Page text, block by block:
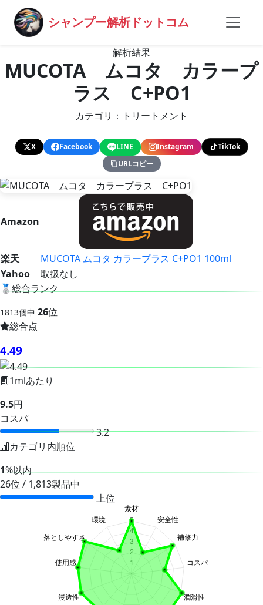
シャンプー解析ドットコム
解析結果
MUCOTA ムコタ カラープ
ラス C+PO1
カテゴリ：トリートメント
X Facebook LINE Instagram
TikTok
URLコピー
Amazon
楽天
MUCOTA ムコタ カラープラス C+PO1 100ml
Yahoo
取扱なし
🥈総合ランク
1813個中 26位
総合点
4.49
1mlあたり
9.5円
コスパ
3.2
カテゴリ内順位
1%以内
26位 / 1,813製品中
上位